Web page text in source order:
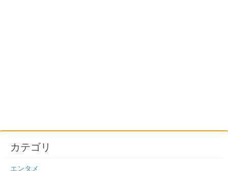
カテゴリ
エンタメ